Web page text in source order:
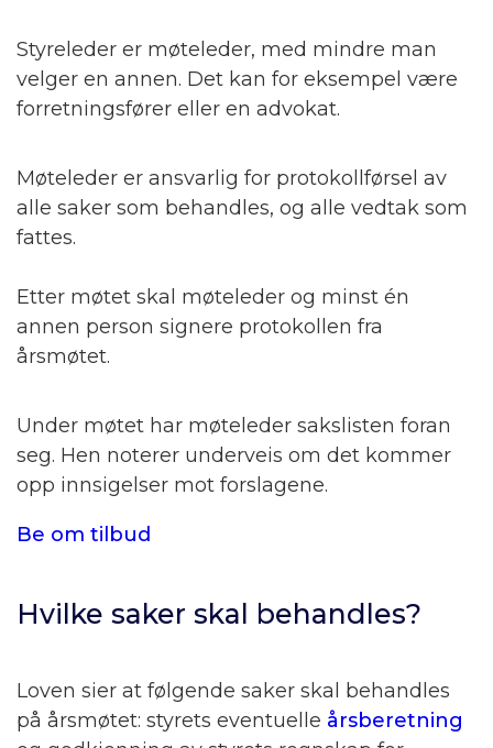
Styreleder er møteleder, med mindre man
velger en annen. Det kan for eksempel være
forretningsfører eller en advokat.
Møteleder er ansvarlig for protokollførsel av
alle saker som behandles, og alle vedtak som
fattes.
Etter møtet skal møteleder og minst én
annen person signere protokollen fra
årsmøtet.
Under møtet har møteleder sakslisten foran
seg. Hen noterer underveis om det kommer
opp innsigelser mot forslagene.
Be om tilbud
Hvilke saker skal behandles?
Loven sier at følgende saker skal behandles
på årsmøtet: styrets eventuelle årsberetning